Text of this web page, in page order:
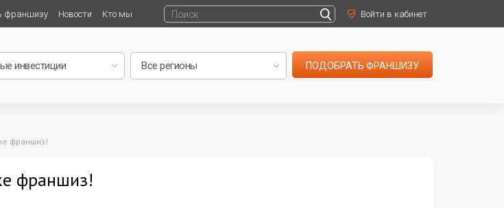
франшизу Новости Кто мы Войти в кабинет
ПОДОБРАТЬ ФРАНШИЗУ
франшиз!
франшиз!